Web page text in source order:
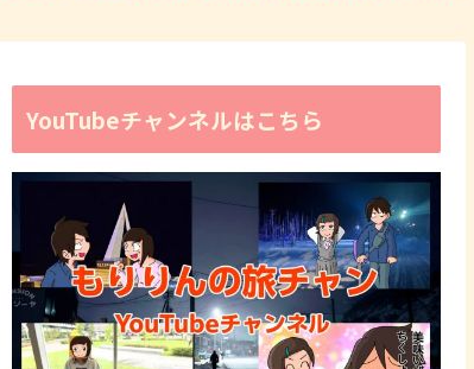
YouTubeチャンネルはこちら